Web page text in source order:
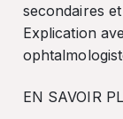
secondaires
Explication
EN SAVOIR